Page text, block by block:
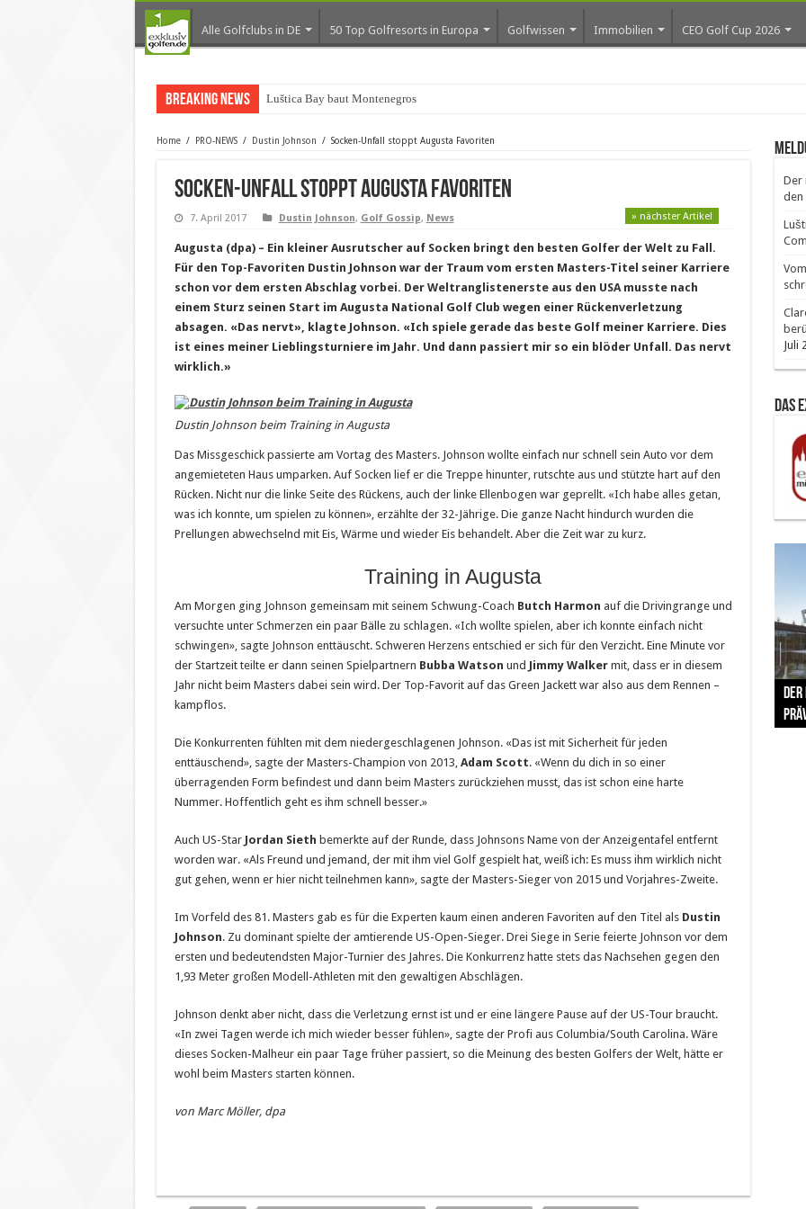
Alle Golfclubs in DE 50 Top Golfresorts in Europa Golfwissen Immobilien CEO Golf Cup 2026
Breaking News Luštica Bay baut Montenegros erste Golf-
Home / PRO-NEWS / Dustin Johnson / Socken-Unfall stoppt Augusta Favoriten
Socken-Unfall stoppt Augusta Favoriten
7. April 2017 Dustin Johnson, Golf Gossip, News » nächster Artikel
Augusta (dpa) – Ein kleiner Ausrutscher auf Socken bringt den besten Golfer der Welt zu Fall.
Für den Top-Favoriten Dustin Johnson war der Traum vom ersten Masters-Titel seiner Karriere
schon vor dem ersten Abschlag vorbei. Der Weltranglistenerste aus den USA musste nach
einem Sturz seinen Start im Augusta National Golf Club wegen einer Rückenverletzung
absagen. «Das nervt», klagte Johnson. «Ich spiele gerade das beste Golf meiner Karriere. Dies
ist eines meiner Lieblingsturniere im Jahr. Und dann passiert mir so ein blöder Unfall. Das nervt
wirklich.»
Dustin Johnson beim Training in Augusta
Das Missgeschick passierte am Vortag des Masters. Johnson wollte einfach nur schnell sein Auto vor dem
angemieteten Haus umparken. Auf Socken lief er die Treppe hinunter, rutschte aus und stützte hart auf den
Rücken. Nicht nur die linke Seite des Rückens, auch der linke Ellenbogen war geprellt. «Ich habe alles getan,
was ich konnte, um spielen zu können», erzählte der 32-Jährige. Die ganze Nacht hindurch wurden die
Prellungen abwechselnd mit Eis, Wärme und wieder Eis behandelt. Aber die Zeit war zu kurz.
Training in Augusta
Am Morgen ging Johnson gemeinsam mit seinem Schwung-Coach Butch Harmon auf die Drivingrange und
versuchte unter Schmerzen ein paar Bälle zu schlagen. «Ich wollte spielen, aber ich konnte einfach nicht
schwingen», sagte Johnson enttäuscht. Schweren Herzens entschied er sich für den Verzicht. Eine Minute vor
der Startzeit teilte er dann seinen Spielpartnern Bubba Watson und Jimmy Walkermit, dass er in diesem
Jahr nicht beim Masters dabei sein wird. Der Top-Favorit auf das Green Jackett war also aus dem Rennen –
kampflos.
Die Konkurrenten fühlten mit dem niedergeschlagenen Johnson. «Das ist mit Sicherheit für jeden
enttäuschend», sagte der Masters-Champion von 2013, Adam Scott. «Wenn du dich in so einer
überragenden Form befindest und dann beim Masters zurückziehen musst, das ist schon eine harte
Nummer. Hoffentlich geht es ihm schnell besser.»
Auch US-Star Jordan Sieth bemerkte auf der Runde, dass Johnsons Name von der Anzeigentafel entfernt
worden war. «Als Freund und jemand, der mit ihm viel Golf gespielt hat, weiß ich: Es muss ihm wirklich nicht
gut gehen, wenn er hier nicht teilnehmen kann», sagte der Masters-Sieger von 2015 und Vorjahres-Zweite.
Im Vorfeld des 81. Masters gab es für die Experten kaum einen anderen Favoriten auf den Titel als Dustin
Johnson. Zu dominant spielte der amtierende US-Open-Sieger. Drei Siege in Serie feierte Johnson vor dem
ersten und bedeutendsten Major-Turnier des Jahres. Die Konkurrenz hatte stets das Nachsehen gegen den
1,93 Meter großen Modell-Athleten mit den gewaltigen Abschlägen.
Johnson denkt aber nicht, dass die Verletzung ernst ist und er eine längere Pause auf der US-Tour braucht.
«In zwei Tagen werde ich mich wieder besser fühlen», sagte der Profi aus Columbia/South Carolina. Wäre
dieses Socken-Malheur ein paar Tage früher passiert, so die Meinung des besten Golfers der Welt, hätte er
wohl beim Masters starten können.
von Marc Möller, dpa
Der
den
Juli
Das
The